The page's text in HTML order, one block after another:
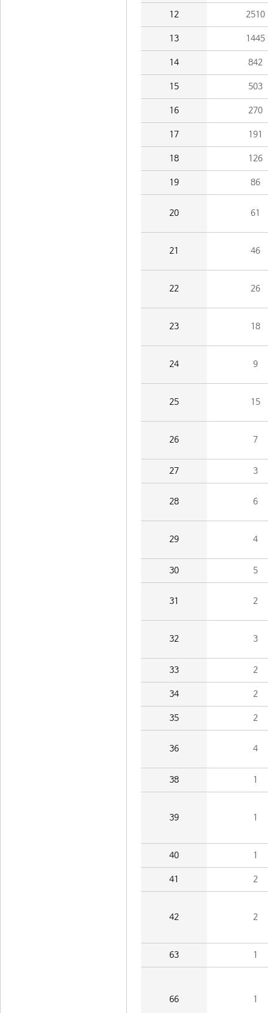
12 2510
13 1445
14 842
15 503
16 270
17 191
18 126
19 86
20 61
21 46
22 26
23 18
24 9
25 15
26 7
27 3
28 6
29 4
30 5
31 2
32 3
33 2
34 2
35 2
36 4
38 1
39 1
40 1
41 2
42 2
63 1
66 1